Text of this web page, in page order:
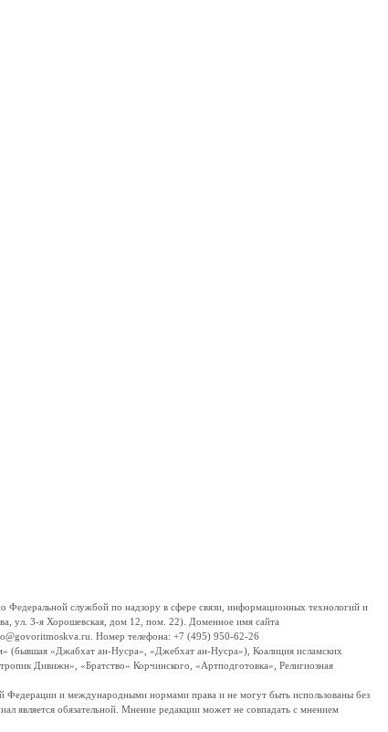
службой по надзору в сфере связи, информационных технологий и
ул. 3-я Хорошевская, дом 12, пом. 22). Доменное имя сайта
Номер телефона: +7 (495) 950-62-26
(бывшая «Джабхат ан-Нусра», «Джебхат ан-Нусра»), Коалиция исламских
Дивижн», «Братство» Корчинского, «Артподготовка», Религиозная
Федерации и международными нормами права и не могут быть использованы без
является обязательной. Мнение редакции может не совпадать с мнением